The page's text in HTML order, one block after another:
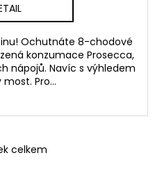
Ochutnáte 8-chodové
konzumace Prosecca,
nápojů. Navíc s výhledem
Pro...
Ocelkem